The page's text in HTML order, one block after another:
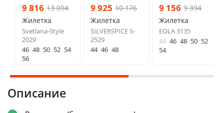
9 816 13 094
Жилетка
Svetlana-Style
2029
46 48 50 52 54
56
9 925 10 176
Жилетка
SILVERSPICE S-
2529
44 46 48
9 156 9 394
Жилетка
EOLA 3135
44 46 48 50 52
54
Описание